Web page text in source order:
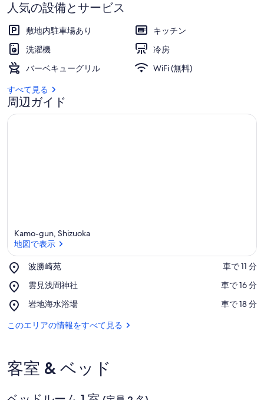
イ
ニ
ー
ロ
グ
ハ
ウ
き》
（2
名
利
用）
リ
ン・
人気の設備とサービス
敷地内駐車場あり
キッチン
洗濯機
冷房
バーベキューグリル
WiFi (無料)
すべて見る
周辺ガイド
Kamo-gun, Shizuoka
地図で表示
波勝崎苑
Place,
勝
崎
苑
‪車で 11 分‬
雲見浅間神社
Place,
見
間
‪車で 16 分‬
岩地海水浴場
Place,
地
場
‪車で 18 分‬
このエリアの情報をすべて見る
客室 & ベッド